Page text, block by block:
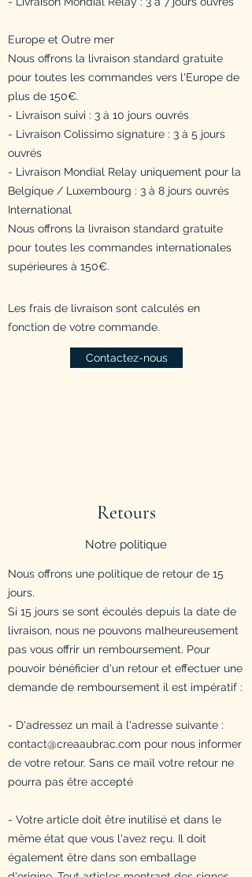
Europe et Outre mer
Nous offrons la livraison standard gratuite
pour toutes les commandes vers l'Europe de
plus de 150€.
- Livraison suivi : 3 à 10 jours ouvrés
- Livraison Colissimo signature : 3 à 5 jours
ouvrés
- Livraison Mondial Relay uniquement pour la
Belgique / Luxembourg : 3 à 8 jours ouvrés
International
Nous offrons la livraison standard gratuite
pour toutes les commandes internationales
supérieures à 150€.
Les frais de livraison sont calculés en
fonction de votre commande.
Contactez-nous
Retours
Notre politique
Nous offrons une politique de retour de 15
jours.
Si 15 jours se sont écoulés depuis la date de
livraison, nous ne pouvons malheureusement
pas vous offrir un remboursement. Pour
pouvoir bénéficier d'un retour et effectuer une
demande de remboursement il est impératif :
- D'adressez un mail à l'adresse suivante :
contact@creaaubrac.com pour nous informer
de votre retour. Sans ce mail votre retour ne
pourra pas être accepté
- Votre article doit être inutilisé et dans le
même état que vous l'avez reçu. Il doit
également être dans son emballage